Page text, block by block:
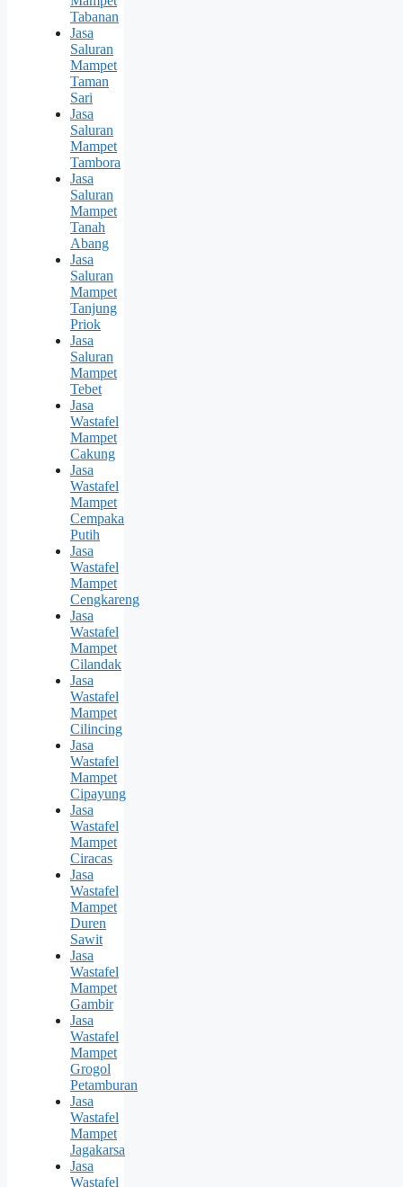
Tabanan
Jasa
Saluran
Mampet
Taman
Sari
Jasa
Saluran
Mampet
Tambora
Jasa
Saluran
Mampet
Tanah
Abang
Jasa
Saluran
Mampet
Tanjung
Priok
Jasa
Saluran
Mampet
Tebet
Jasa
Wastafel
Mampet
Cakung
Jasa
Wastafel
Mampet
Cempaka
Putih
Jasa
Wastafel
Mampet
Cengkareng
Jasa
Wastafel
Mampet
Cilandak
Jasa
Wastafel
Mampet
Cilincing
Jasa
Wastafel
Mampet
Cipayung
Jasa
Wastafel
Mampet
Ciracas
Jasa
Wastafel
Mampet
Duren
Sawit
Jasa
Wastafel
Mampet
Gambir
Jasa
Wastafel
Mampet
Grogol
Petamburan
Jasa
Wastafel
Mampet
Jagakarsa
Jasa
Wastafel